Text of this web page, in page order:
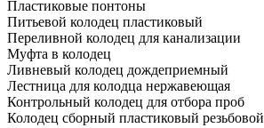
Пластиковые понтоны
Питьевой колодец пластиковый
Переливной колодец для канализации
Муфта в колодец
Ливневый колодец дождеприемный
Лестница для колодца нержавеющая
Контрольный колодец для отбора проб
Колодец сборный пластиковый резьбовой